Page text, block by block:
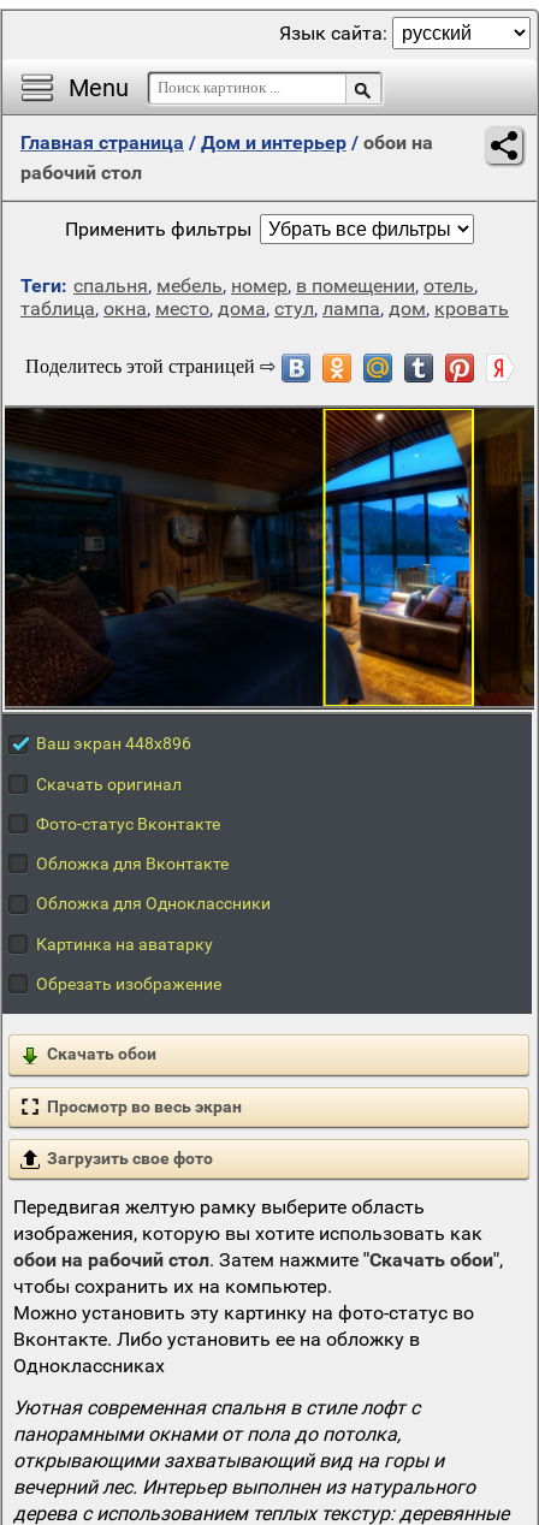
Menu
Язык сайта:
Главная страница / Дом и интерьер / обои на
рабочий стол
Применить фильтры
Теги: спальня, мебель, номер, в помещении, отель,
таблица, окна, место, дома, стул, лампа, дом, кровать
Ваш экран 448x896
Скачать оригинал
Фото-статус Вконтакте
Обложка для Вконтакте
Обложка для Одноклассники
Картинка на аватарку
Обрезать изображение
Скачать обои
Просмотр во весь экран
Загрузить свое фото
Передвигая желтую рамку выберите область
изображения, которую вы хотите использовать как
обои на рабочий стол. Затем нажмите "Скачать обои",
чтобы сохранить их на компьютер.
Можно установить эту картинку на фото-статус во
Вконтакте. Либо установить ее на обложку в
Одноклассниках
Уютная современная спальня в стиле лофт с
панорамными окнами от пола до потолка,
открывающими захватывающий вид на горы и
вечерний лес. Интерьер выполнен из натурального
дерева с использованием теплых текстур: деревянные